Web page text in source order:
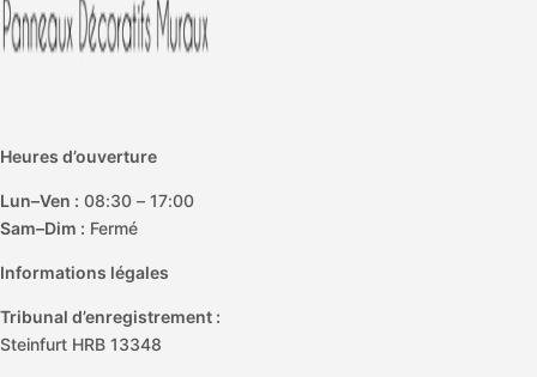
Heures d’ouverture
Lun–Ven : 08:30 – 17:00
Sam–Dim : Fermé
Informations légales
Tribunal d’enregistrement :
Steinfurt HRB 13348